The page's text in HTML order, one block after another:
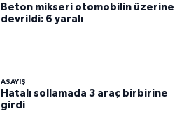
Beton mikseri otomobilin üzerine
devrildi: 6 yaralı
ASAYİŞ
Hatalı sollamada 3 araç birbirine
girdi